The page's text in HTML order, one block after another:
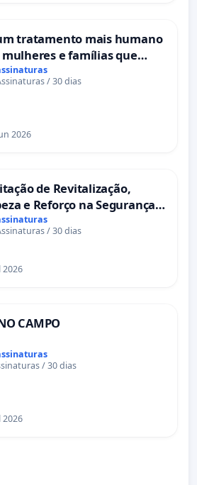
tratamento mais humano
mulheres e famílias que
uma perda gestacional
hospitais portugueses
/ 30 dias
2026
de Revitalização,
e Reforço na Segurança
da Rua Cachoeira das
Ilhas
/ 30 dias
2026
CAMPO
/ 30 dias
2026